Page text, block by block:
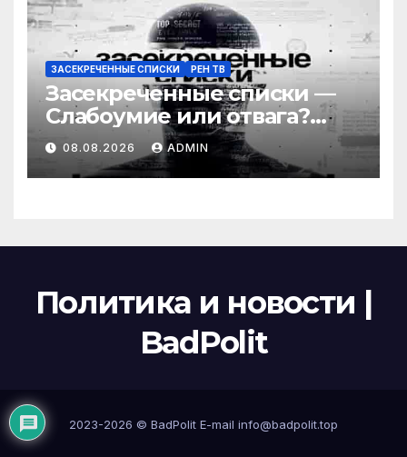
ЗАСЕКРЕЧЕННЫЕ СПИСКИ РЕН ТВ
Засекреченные списки —
Слабоумие или отвага?
Самые страшные
развлечения в России
(08.08.2026)
08.08.2026 ADMIN
Политика и новости |
BadPolit
2023-2026 © BadPolit E-mail info@badpolit.top